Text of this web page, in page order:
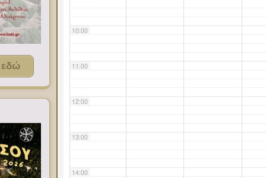
10:00
11:00
12:00
13:00
14:00
εδώ